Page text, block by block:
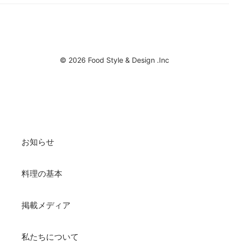
© 2026 Food Style & Design .Inc
お知らせ
料理の基本
掲載メディア
私たちについて